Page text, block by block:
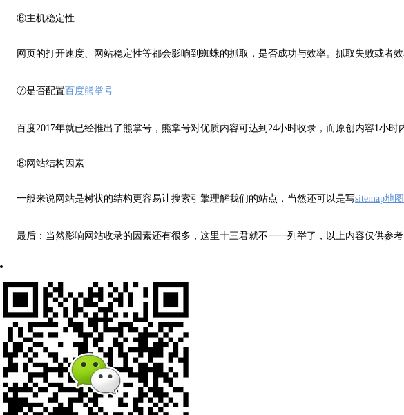
⑥主机稳定性
网页的打开速度、网站稳定性等都会影响到蜘蛛的抓取，是否成功与效率。抓取失败或者
⑦是否配置百度熊掌号
百度2017年就已经推出了熊掌号，熊掌号对优质内容可达到24小时收录，而原创内容1小
⑧网站结构因素
一般来说网站是树状的结构更容易让搜索引擎理解我们的站点，当然还可以是写sitemap地图
最后：当然影响网站收录的因素还有很多，这里十三君就不一一列举了，以上内容仅供参考